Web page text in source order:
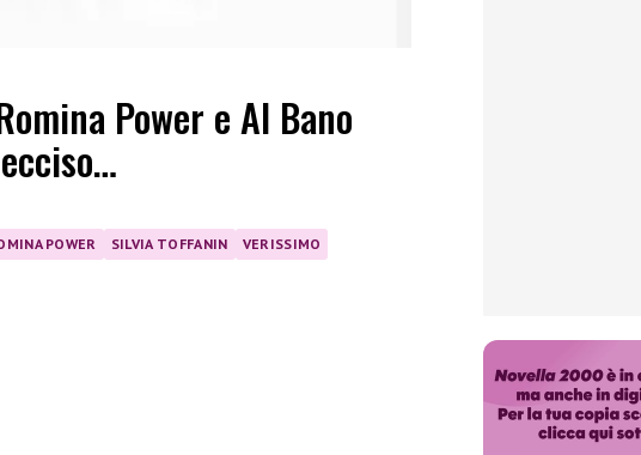
Power e Al Bano
POWER SILVIA TOFFANIN VERISSIMO